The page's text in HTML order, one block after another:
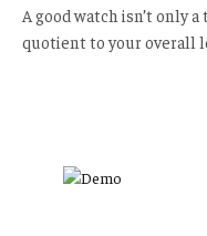
A good watch isn’t only
quotient to your overall